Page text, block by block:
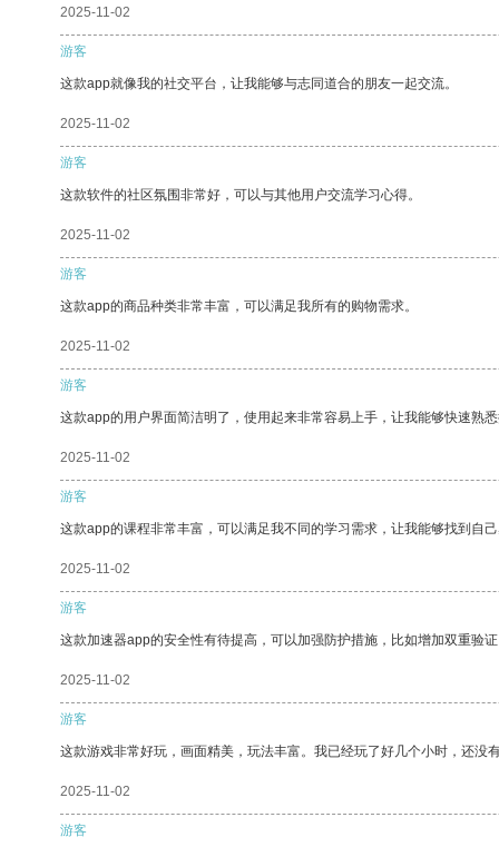
2025-11-02
游客
这款app就像我的社交平台，让我能够与志同道合的朋友一起交流。
2025-11-02
游客
这款软件的社区氛围非常好，可以与其他用户交流学习心得。
2025-11-02
游客
这款app的商品种类非常丰富，可以满足我所有的购物需求。
2025-11-02
游客
这款app的用户界面简洁明了，使用起来非常容易上手，让我能够快速熟
2025-11-02
游客
这款app的课程非常丰富，可以满足我不同的学习需求，让我能够找到自
2025-11-02
游客
这款加速器app的安全性有待提高，可以加强防护措施，比如增加双重验
2025-11-02
游客
这款游戏非常好玩，画面精美，玩法丰富。我已经玩了好几个小时，还没
2025-11-02
游客